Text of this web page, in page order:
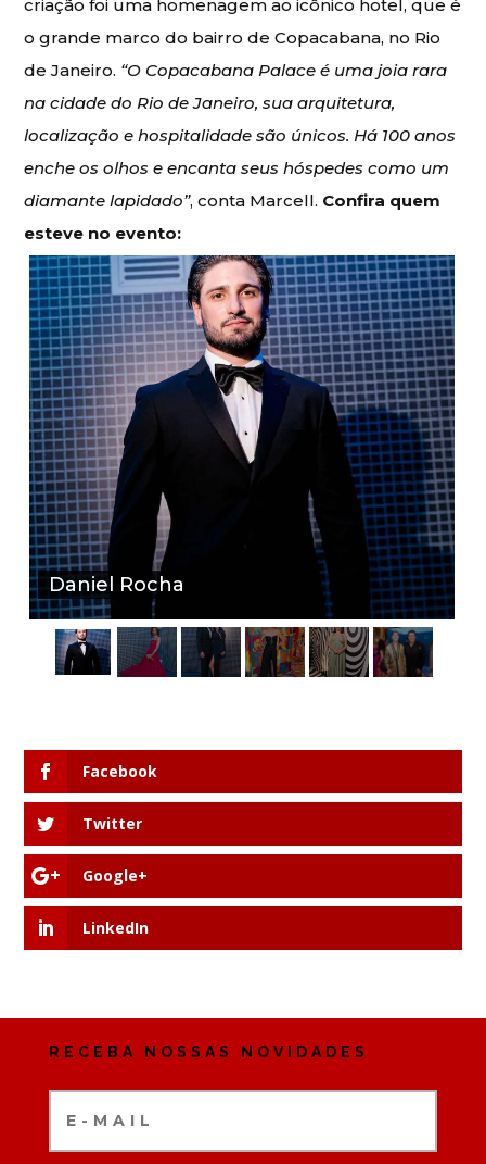
criação foi uma homenagem ao icônico hotel, que é
o grande marco do bairro de Copacabana, no Rio
de Janeiro. “O Copacabana Palace é uma joia rara
na cidade do Rio de Janeiro, sua arquitetura,
localização e hospitalidade são únicos. Há 100 anos
enche os olhos e encanta seus hóspedes como um
diamante lapidado”, conta Marcell. Confira quem
esteve no evento:
Daniel Rocha
Facebook
Twitter
Google+
LinkedIn
RECEBA NOSSAS NOVIDADES